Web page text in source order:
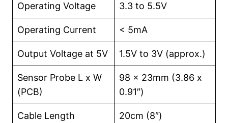
Operating Voltage 3.3 to 5.5V
Operating Current < 5mA
Output Voltage at 5V 1.5V to 3V (approx.)
Sensor Probe L x W
(PCB)
98 x 23mm (3.86 x
0.91″)
Cable Length 20cm (8″)